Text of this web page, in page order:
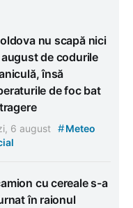
nu scapă nici
august de codurile
însă
de foc bat
6 august #Meteo
cu cereale s-a
în raionul